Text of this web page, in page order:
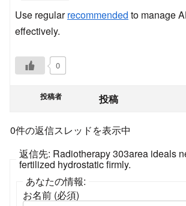
Use regularrecommended to manage
effectively.
0
投稿者 投稿
0件の返信スレッドを表示中
返信先: Radiotherapy 303area ideals
fertilized hydrostatic firmly.
あなたの情報:
お名前 (必須)